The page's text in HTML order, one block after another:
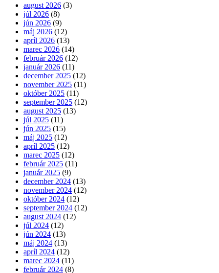
august 2026 (3)
júl 2026 (8)
jún 2026 (9)
máj 2026 (12)
apríl 2026 (13)
marec 2026 (14)
február 2026 (12)
január 2026 (11)
december 2025 (12)
november 2025 (11)
október 2025 (11)
september 2025 (12)
august 2025 (13)
júl 2025 (11)
jún 2025 (15)
máj 2025 (12)
apríl 2025 (12)
marec 2025 (12)
február 2025 (11)
január 2025 (9)
december 2024 (13)
november 2024 (12)
október 2024 (12)
september 2024 (12)
august 2024 (12)
júl 2024 (12)
jún 2024 (13)
máj 2024 (13)
apríl 2024 (12)
marec 2024 (11)
február 2024 (8)